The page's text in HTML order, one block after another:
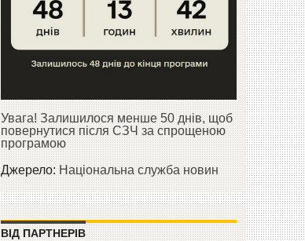
Увага! Залишилося менше 50 днів, щоб
повернутися після СЗЧ за спрощеною
програмою
Джерело:Національна служба новин
ВІД ПАРТНЕРІВ